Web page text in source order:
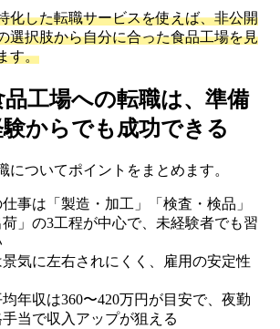
化した転職サービスを使えば、非公開
選択肢から自分に合った食品工場を見
す。
品工場への転職は、準備
からでも成功できる
についてポイントをまとめます。
事は「製造・加工」「検査・検品」
荷」の3工程が中心で、未経験者でも習
気に左右されにくく、雇用の安定性
年収は360〜420万円が目安で、夜勤
当で収入アップが狙える